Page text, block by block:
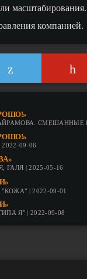
масштабирования.
компанией.
СМЕШАННЫЕ
09-06
| 2025-05-16
| 2022-09-01
Я" | 2022-09-08